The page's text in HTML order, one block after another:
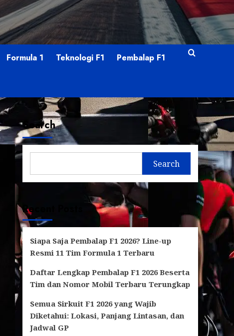
Formula 1 Teknologi F1 Pembalap F1
Search
Search
Recent Posts
Siapa Saja Pembalap F1 2026? Line-up
Resmi 11 Tim Formula 1 Terbaru
Daftar Lengkap Pembalap F1 2026 Beserta
Tim dan Nomor Mobil Terbaru Terungkap
Semua Sirkuit F1 2026 yang Wajib
Diketahui: Lokasi, Panjang Lintasan, dan
Jadwal GP